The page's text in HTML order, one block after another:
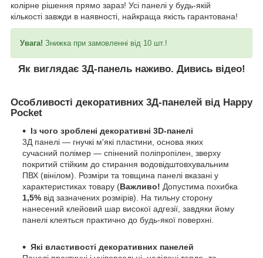
колірне рішення прямо зараз! Усі панелі у будь-якій
кількості завжди в наявності, найкраща якість гарантована!
Увага! Знижка при замовленні від 10 шт.!
Як виглядає 3Д-панель наживо. Дивись відео!
Особливості декоративних 3Д-панелей від Happy
Pocket
Із чого зроблені декоративні 3D-панелі
3Д панелі — гнучкі м'які пластини, основа яких
сучасний полімер — спінений поліпропілен, зверху
покритий стійким до стирання водовідштовхувальним
ПВХ (вінілом). Розміри та товщина панелі вказані у
характеристиках товару (Важливо! Допустима похибка
1,5% від зазначених розмірів). На тильну сторону
нанесений клейовий шар високої адгезії, завдяки йому
панелі клеяться практично до будь-якої поверхні.
Які властивості декоративних панелей